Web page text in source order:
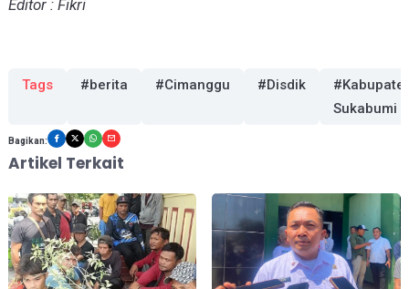
Editor : Fikri
Tags #berita #Cimanggu #Disdik
Sukabumi
Bagikan:
Artikel Terkait